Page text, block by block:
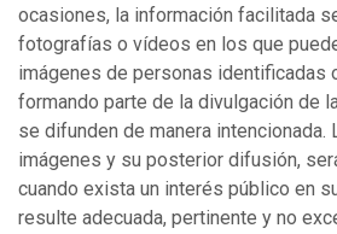
ocasiones, la información facilitada
fotografías o vídeos en los que
imágenes de personas identificadas
formando parte de la divulgación de
se difunden de manera intencionada.
imágenes y su posterior difusión,
cuando exista un interés público en
resulte adecuada, pertinente y no